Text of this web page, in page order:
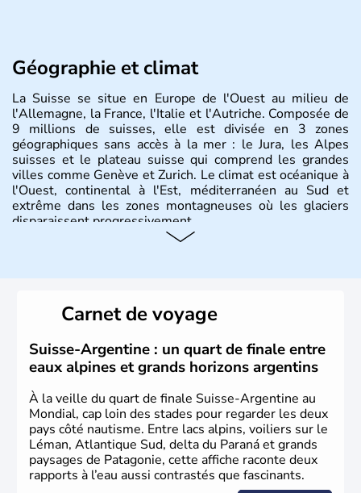
Géographie et climat
La Suisse se situe en Europe de l'Ouest au milieu de
l'Allemagne, la France, l'Italie et l'Autriche. Composée de
9 millions de suisses, elle est divisée en 3 zones
géographiques sans accès à la mer : le Jura, les Alpes
suisses et le plateau suisse qui comprend les grandes
villes comme Genève et Zurich. Le climat est océanique à
l'Ouest, continental à l'Est, méditerranéen au Sud et
extrême dans les zones montagneuses où les glaciers
disparaissent progressivement.
féodal marque la naissance de la Suisse sous la forme
d'une alliance composée de plusieurs cantons. L'Etat
fédéral n'est créé qu'en 1848 et signe l'abolition des
frontières, ainsi que l'établissement d'une monnaie
unique et d'une armée. La première constitution est
rédigée à la même année, le droit de référendum est
ajouté 26 ans plus tard.
Carnet de voyage
Suisse-Argentine : un quart de finale entre
eaux alpines et grands horizons argentins
À la veille du quart de finale Suisse-Argentine au
Mondial, cap loin des stades pour regarder les deux
pays côté nautisme. Entre lacs alpins, voiliers sur le
Léman, Atlantique Sud, delta du Paraná et grands
paysages de Patagonie, cette affiche raconte deux
rapports à l’eau aussi contrastés que fascinants.